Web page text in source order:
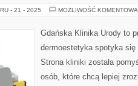
- 21 - 2025 MOŻLIWOŚĆ
Gdańska Klinika Urody to
dermoestetyka spotyka
Strona kliniki została
osób, które chcą lepiej